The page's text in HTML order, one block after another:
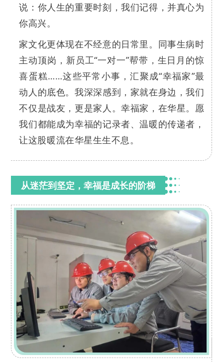
说：你人生的重要时刻，我们记得，并真心为
你高兴。
家文化更体现在不经意的日常里。同事生病时
主动顶岗，新员工“一对一”帮带，生日月的惊
喜蛋糕……这些平常小事，汇聚成“幸福家”最
动人的底色。我深深感到，家就在身边，我们
不仅是战友，更是家人。幸福家，在华星。愿
我们都能成为幸福的记录者、温暖的传递者，
让这股暖流在华星生生不息。
从迷茫到坚定，幸福是成长的阶梯